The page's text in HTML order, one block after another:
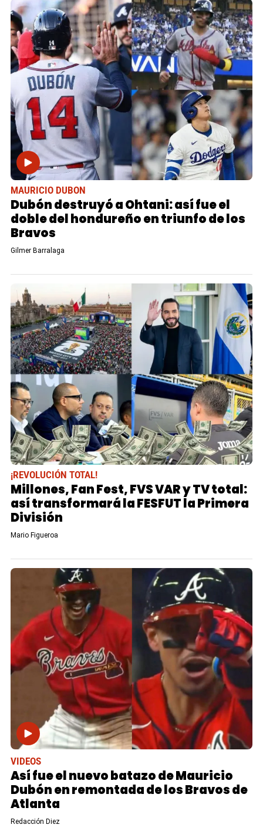
MAURICIO DUBON
Dubón destruyó a Ohtani: así fue el
doble del hondureño en triunfo de los
Bravos
Gilmer Barralaga
¡REVOLUCIÓN TOTAL!
Millones, Fan Fest, FVS VAR y TV total:
así transformará la FESFUT la Primera
División
Mario Figueroa
VIDEOS
Así fue el nuevo batazo de Mauricio
Dubón en remontada de los Bravos de
Atlanta
Redacción Diez